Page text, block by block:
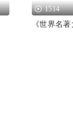
1514
《世界名